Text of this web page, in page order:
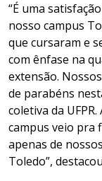
“É uma
nosso campus
que cursaram e
com ênfase na
extensão.
de parabéns
coletiva da
campus veio pra
apenas de
Toledo”,